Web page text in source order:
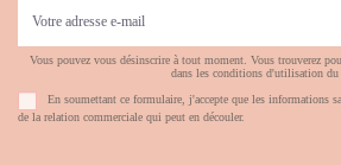
Vous pouvez vous désinscrire à tout moment. Vous trouverez
dans les conditions d'utilisation du
En soumettant ce formulaire, j'accepte que les informations
de la relation commerciale qui peut en découler.